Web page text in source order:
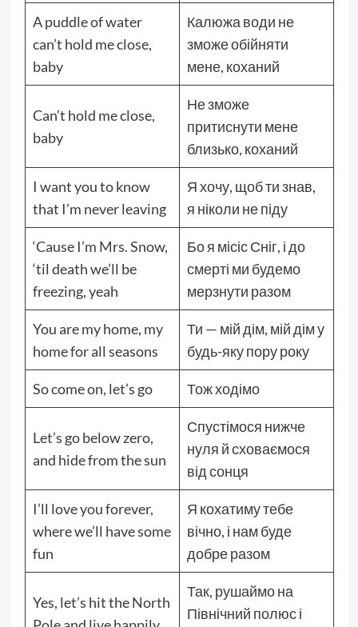
A puddle of water
can’t hold me close,
baby
Калюжа води не
зможе обійняти
мене, коханий
Can’t hold me close,
baby
Не зможе
притиснути мене
близько, коханий
I want you to know
that I’m never leaving
Я хочу, щоб ти знав,
я ніколи не піду
‘Cause I’m Mrs. Snow,
‘til death we’ll be
freezing, yeah
Бо я місіс Сніг, і до
смерті ми будемо
мерзнути разом
You are my home, my
home for all seasons
Ти — мій дім, мій дім у
будь-яку пору року
So come on, let’s go Тож ходімо
Let’s go below zero,
and hide from the sun
Спустімося нижче
нуля й сховаємося
від сонця
I’ll love you forever,
where we’ll have some
fun
Я кохатиму тебе
вічно, і нам буде
добре разом
Yes, let’s hit the North
Так, рушаймо на
Північний полюс і